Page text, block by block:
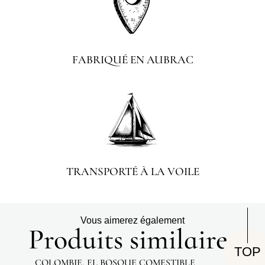
TOP
FABRIQUÉ EN AUBRAC
TRANSPORTÉ À LA VOILE
Vous aimerez également
Produits similaires